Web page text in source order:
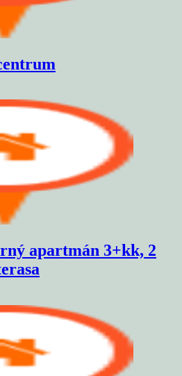
apartmán 3+kk, 2